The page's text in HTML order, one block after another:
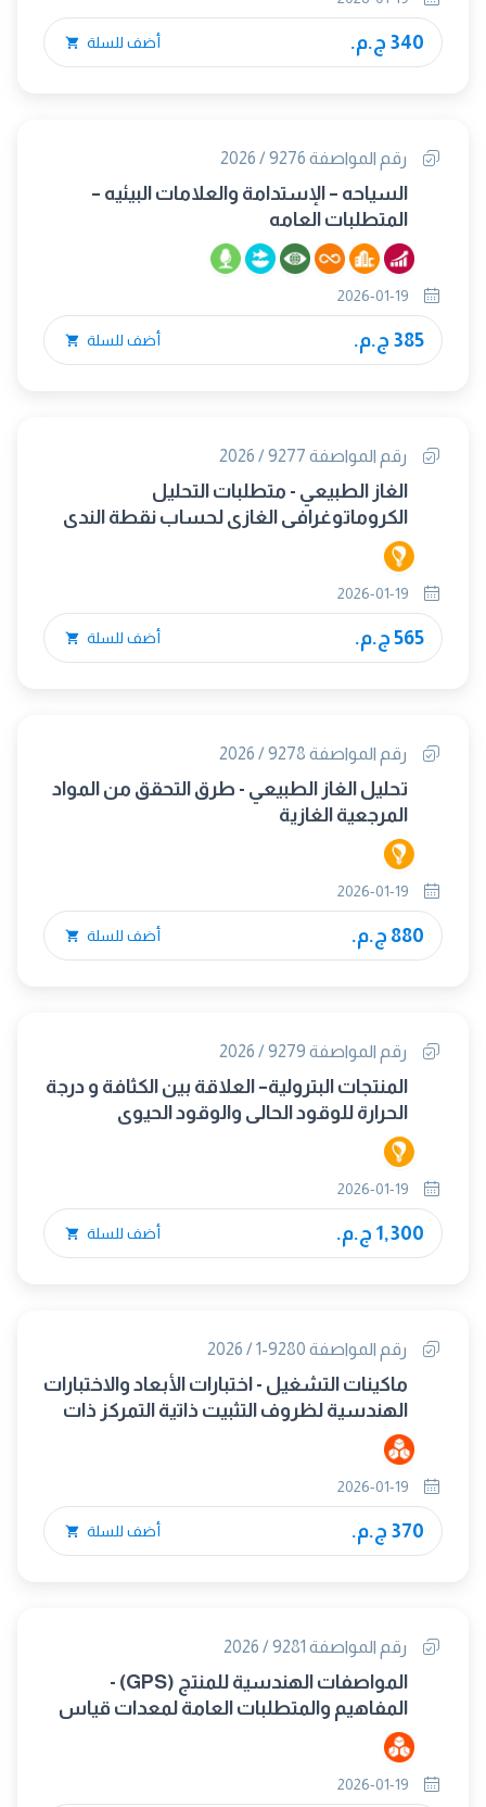
340 ج.م. أضف للسلة
رقم المواصفة 9276 / 2026
السياحه – الإستدامة والعلامات البيئيه –
المتطلبات العامه
385 ج.م. أضف للسلة
رقم المواصفة 9277 / 2026
الغاز الطبيعي - متطلبات التحليل
الكروماتوغرافي الغازي لحساب نقطة الندى
للهيدروكربونات
565 ج.م. أضف للسلة
رقم المواصفة 9278 / 2026
تحليل الغاز الطبيعي - طرق التحقق من المواد
المرجعية الغازية
880 ج.م. أضف للسلة
رقم المواصفة 9279 / 2026
المنتجات البترولية– العلاقة بين الكثافة و درجة
الحرارة للوقود الحالي والوقود الحيوي
ومكونات الوقود الحيوي
1,300 ج.م. أضف للسلة
رقم المواصفة 9280-1 / 2026
ماكينات التشغيل - اختبارات الأبعاد والاختبارات
الهندسية لظروف التثبيت ذاتية التمركز ذات
فكين الجزء الأول : ظروف تثبيت تشغيل يدويا
مزودة بفكين من نوع اللسان والمجرى
370 ج.م. أضف للسلة
رقم المواصفة 9281 / 2026
المواصفات الهندسية للمنتج (GPS) -
المفاهيم والمتطلبات العامة لمعدات قياس
GPS